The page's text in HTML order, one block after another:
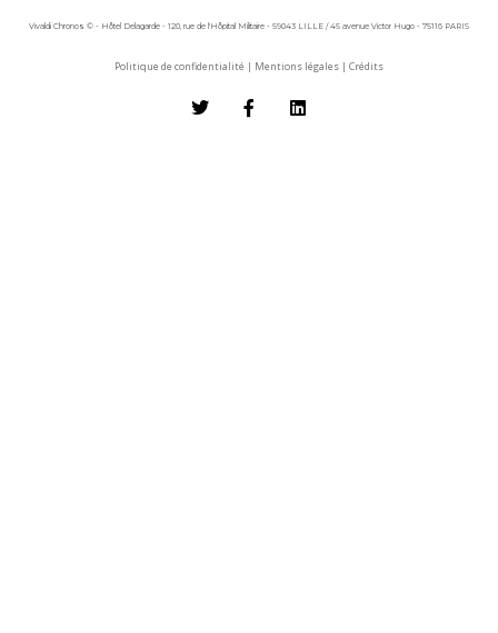
Vivaldi Chronos © - Hôtel Delagarde - 120, rue de l'Hôpital Militaire - 59043 LILLE / 45 avenue Victor Hugo - 75116 PARIS
Politique de confidentialité | Mentions légales | Crédits